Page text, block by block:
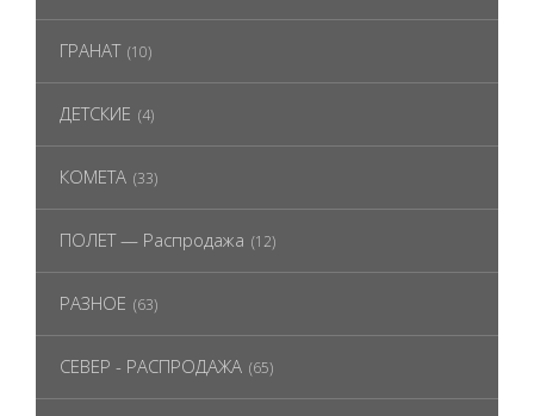
ГРАНАТ (10)
ДЕТСКИЕ (4)
КОМЕТА (33)
ПОЛЕТ — Распродажа (12)
РАЗНОЕ (63)
СЕВЕР - РАСПРОДАЖА (65)